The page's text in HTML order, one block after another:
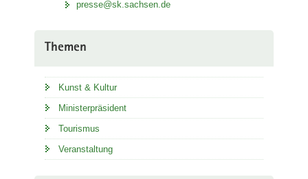
presse@sk.sachsen.de
Themen
Kunst & Kultur
Ministerpräsident
Tourismus
Veranstaltung